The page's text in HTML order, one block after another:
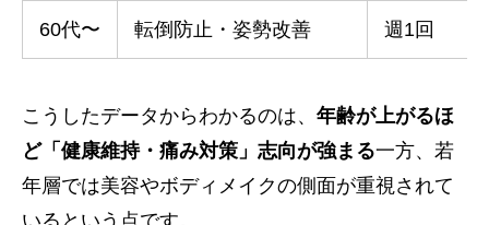
60代〜 転倒防止・姿勢改善 週1回
こうしたデータからわかるのは、 年齢が上がるほ
ど「健康維持・痛み対策」志向が強まる一方、若
年層では美容やボディメイクの側面が重視されて
いるという点です。